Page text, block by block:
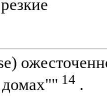
домах"" 14 .